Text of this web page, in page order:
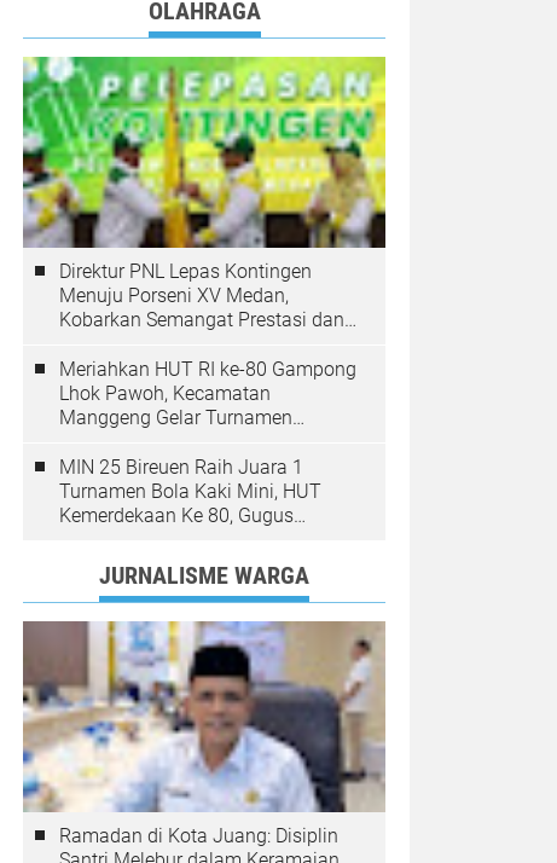
OLAHRAGA
Direktur PNL Lepas Kontingen
Menuju Porseni XV Medan,
Kobarkan Semangat Prestasi dan
Meriahkan HUT RI ke-80 Gampong
Lhok Pawoh, Kecamatan
Manggeng Gelar Turnamen
MIN 25 Bireuen Raih Juara 1
Turnamen Bola Kaki Mini, HUT
Kemerdekaan Ke 80, Gugus
JURNALISME WARGA
Ramadan di Kota Juang: Disiplin